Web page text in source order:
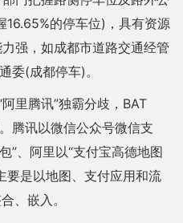
16.65%的停车位)，具有资源
强，如成都市道路交通经管
委(成都停车)。
里腾讯”独霸分歧，BAT
腾讯以微信公众号微信支
”、阿里以“支付宝高德地图
要是以地图、支付应用和流
、嵌入。